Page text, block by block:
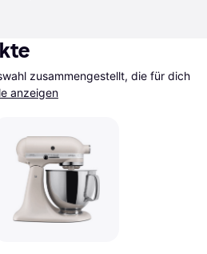
zusammengestellt, die für dich
anzeigen